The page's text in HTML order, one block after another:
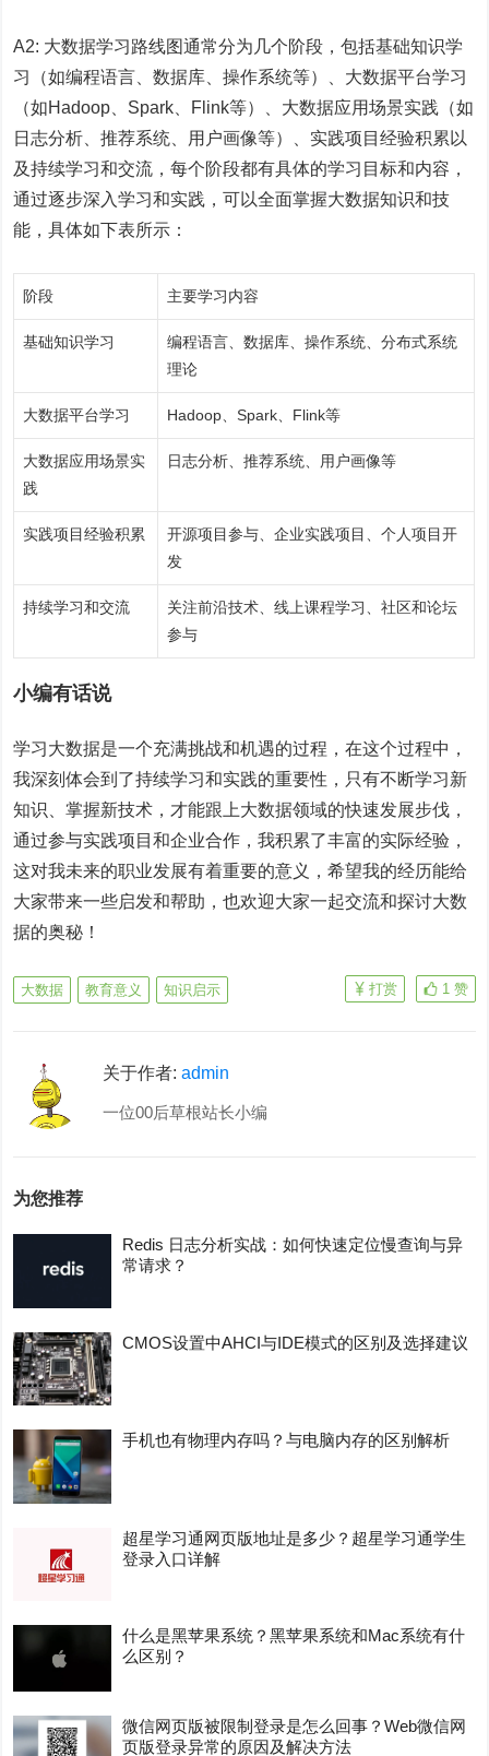
A2: 大数据学习路线图通常分为几个阶段，包括基础知识学
习（如编程语言、数据库、操作系统等）、大数据平台学习
（如Hadoop、Spark、Flink等）、大数据应用场景实践（如
日志分析、推荐系统、用户画像等）、实践项目经验积累以
及持续学习和交流，每个阶段都有具体的学习目标和内容，
通过逐步深入学习和实践，可以全面掌握大数据知识和技
能，具体如下表所示：
阶段 主要学习内容
基础知识学习
编程语言、数据库、操作系统、分布式系统
理论
大数据平台学习 Hadoop、Spark、Flink等
大数据应用场景实
践
日志分析、推荐系统、用户画像等
实践项目经验积累
开源项目参与、企业实践项目、个人项目开
发
持续学习和交流
关注前沿技术、线上课程学习、社区和论坛
参与
小编有话说
学习大数据是一个充满挑战和机遇的过程，在这个过程中，
我深刻体会到了持续学习和实践的重要性，只有不断学习新
知识、掌握新技术，才能跟上大数据领域的快速发展步伐，
通过参与实践项目和企业合作，我积累了丰富的实际经验，
这对我未来的职业发展有着重要的意义，希望我的经历能给
大家带来一些启发和帮助，也欢迎大家一起交流和探讨大数
据的奥秘！
大数据 教育意义 知识启示 1 赞
打赏
关于作者:admin
一位00后草根站长小编
为您推荐
Redis 日志分析实战：如何快速定位慢查询与异
常请求？
CMOS设置中AHCI与IDE模式的区别及选择建议
手机也有物理内存吗？与电脑内存的区别解析
超星学习通网页版地址是多少？超星学习通学生
登录入口详解
什么是黑苹果系统？黑苹果系统和Mac系统有什
么区别？
微信网页版被限制登录是怎么回事？Web微信网
页版登录异常的原因及解决方法